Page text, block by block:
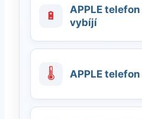
🔋
APPLE
vybíjí
🌡 APPLE